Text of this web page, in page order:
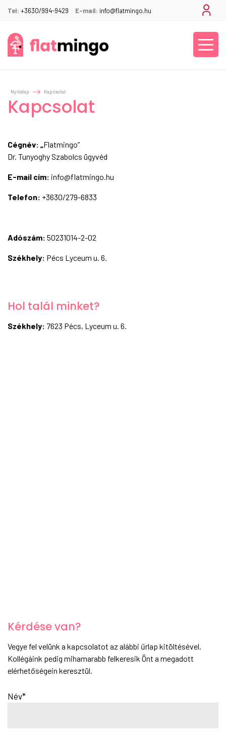
Tel: +3630/994-9429 E-mail: info@flatmingo.hu
Nyitólap Kapcsolat
Kapcsolat
Cégnév: „Flatmingo”
Dr. Tunyoghy Szabolcs ügyvéd
E-mail cím: info@flatmingo.hu
Telefon: +3630/279-6833
Adószám: 50231014-2-02
Székhely: Pécs Lyceum u. 6.
Hol talál minket?
Székhely: 7623 Pécs, Lyceum u. 6.
Kérdése van?
Vegye fel velünk a kapcsolatot az alábbi űrlap kitöltésével.
Kollégáink pedig mihamarabb felkeresik Önt a megadott
elérhetőségein keresztül.
Név*